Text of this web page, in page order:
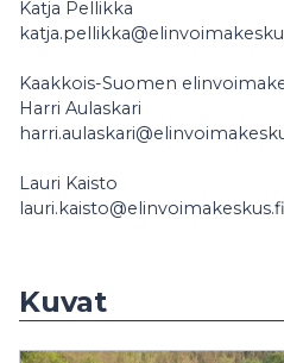
Katja Pellikka
Kaakkois-Suomen
Harri Aulaskari
Lauri Kaisto
lauri.kaisto@elinvoimakeskus.fi
Kuvat